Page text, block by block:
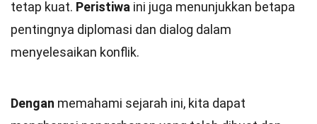
tetap kuat. Peristiwa ini juga menunjukkan betapa
pentingnya diplomasi dan dialog dalam
menyelesaikan konflik.
Dengan memahami sejarah ini, kita dapat